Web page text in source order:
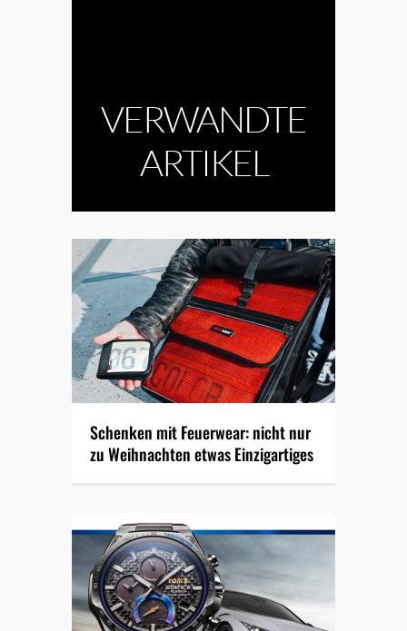
VERWANDTE
ARTIKEL
Schenken mit Feuerwear: nicht nur
zu Weihnachten etwas Einzigartiges